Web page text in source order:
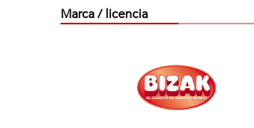
Marca / licencia